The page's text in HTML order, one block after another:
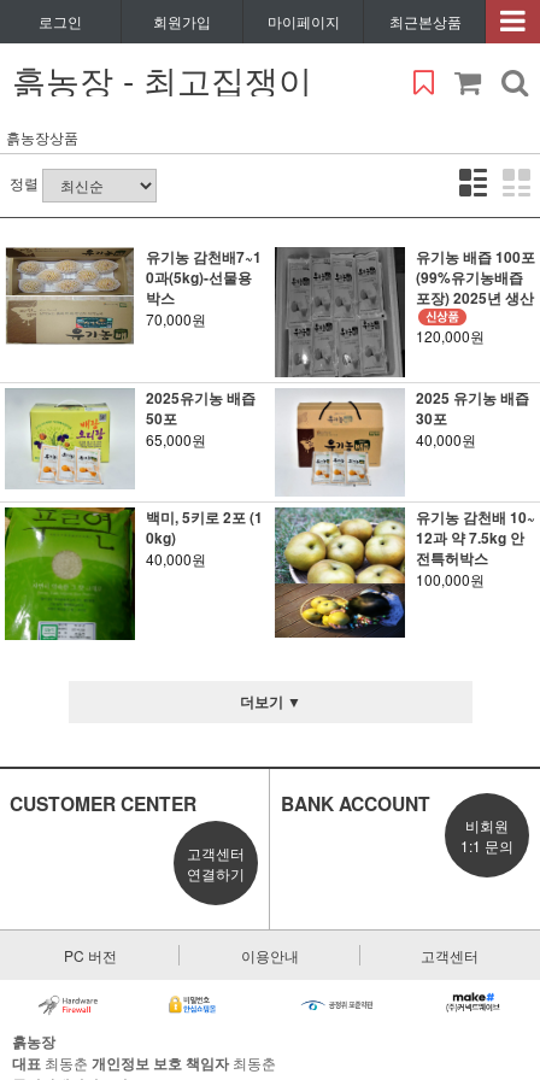
로그인 회원가입 마이페이지 최근본상품
흙농장 - 최고집쟁이
흙농장상품
정렬
유기농 감천배7~1
0과(5kg)-선물용
박스
70,000원
유기농 배즙 100포
(99%유기농배즙
포장) 2025년 생산
120,000원
2025유기농 배즙
50포
65,000원
2025 유기농 배즙
30포
40,000원
백미, 5키로 2포 (1
0kg)
40,000원
유기농 감천배 10~
12과 약 7.5kg 안
전특허박스
100,000원
더보기 ▼
CUSTOMER CENTER
고객센터
연결하기
BANK ACCOUNT
비회원
1:1 문의
PC 버전 이용안내 고객센터
흙농장
대표 최동춘 개인정보 보호 책임자최동춘